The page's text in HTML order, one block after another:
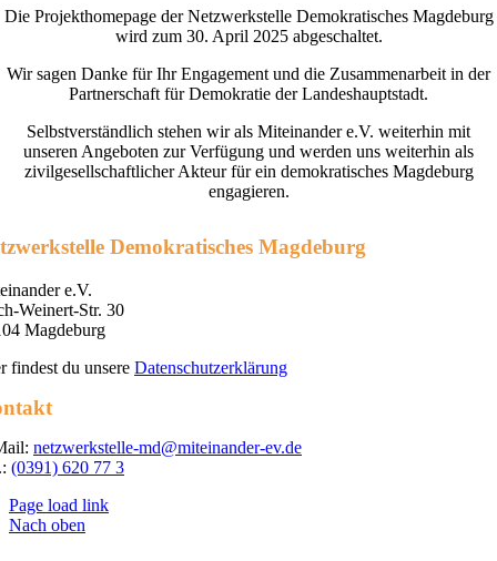
Die Projekthomepage der Netzwerkstelle Demokratisches Magdeburg
wird zum 30. April 2025 abgeschaltet.
Wir sagen Danke für Ihr Engagement und die Zusammenarbeit in der
Partnerschaft für Demokratie der Landeshauptstadt.
Selbstverständlich stehen wir als Miteinander e.V. weiterhin mit
unseren Angeboten zur Verfügung und werden uns weiterhin als
zivilgesellschaftlicher Akteur für ein demokratisches Magdeburg
engagieren.
Demokratisches Magdeburg
e.V.
Weinert-Str. 30
Magdeburg
findest du unsere Datenschutzerklärung
netzwerkstelle-md@miteinander-ev.de
(0391) 620 77 3
Page load link
Nach oben